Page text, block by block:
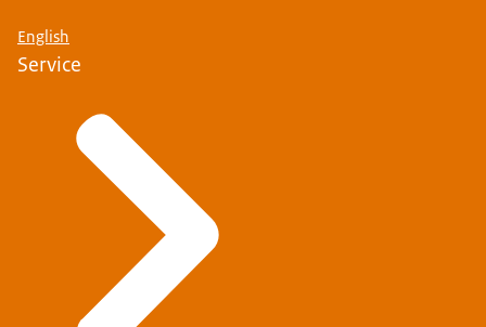
English
Service